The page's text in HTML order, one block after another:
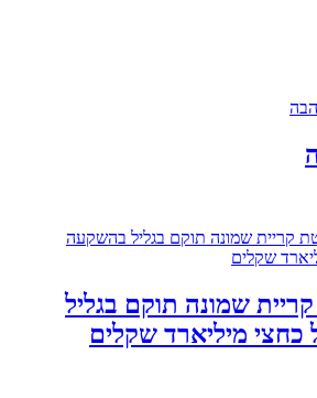
שמונה תוקם בגליל
מיליארד שקלים